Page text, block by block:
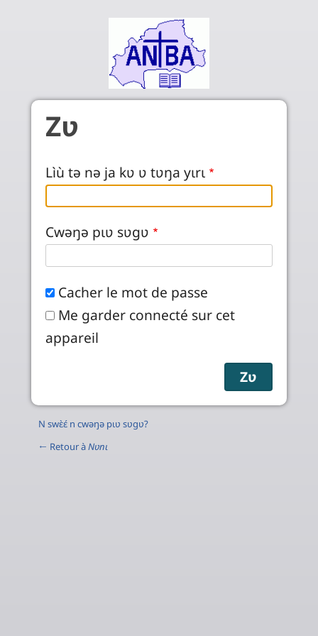
Zʋ
Lìù tə nə ja kʋ ʋ tʋŋa yɩrɩ
Cwəŋə pɩʋ sʋgʋ
Cacher le mot de passe
Me garder connecté sur cet
appareil
N swɛ̀ɛ́ n cwəŋə pɩʋ sʋgʋ?
← Retour àNʋnɩ